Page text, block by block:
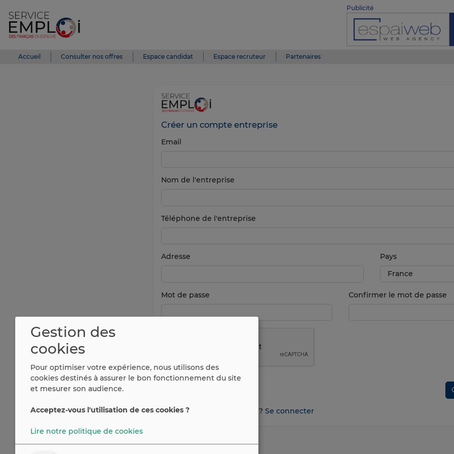
Publicité
Accueil Consulter nos offres Espace candidat Espace recruteur Partenaires
Créer un compte entreprise
Email
Nom de l'entreprise
Téléphone de l'entreprise
Adresse Pays
Mot de passe Confirmer le mot de passe
Vous avez déjà un compte ? Se connecter
Gestion des
cookies
Pour optimiser votre expérience, nous utilisons des
cookies destinés à assurer le bon fonctionnement du site
et mesurer son audience.
Acceptez-vous l'utilisation de ces cookies ?
Lire notre politique de cookies